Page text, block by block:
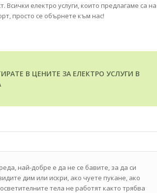
електро услуги, които предлагаме са на
просто се обърнете към нас!
В ЦЕНИТЕ ЗА ЕЛЕКТРО УСЛУГИ В
най-добре е да не се бавите, за да си
дим или искри, ако чуете пукане, ако
тела не работят както трябва